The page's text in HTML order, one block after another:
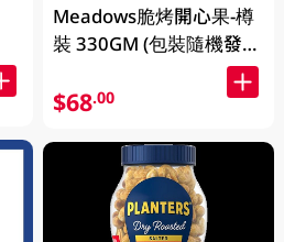
Meadows脆烤開心果-樽
裝 330GM (包裝隨機發
$68.00